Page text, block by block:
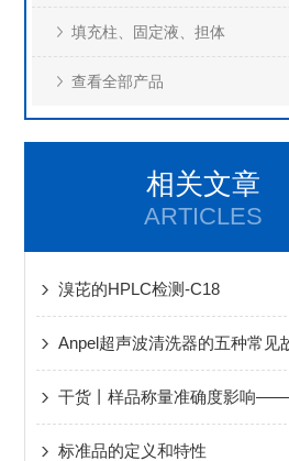
填充柱、固定液、担体
查看全部产品
相关文章
ARTICLES
溴芘的HPLC检测-C18
标准品的定义和特性